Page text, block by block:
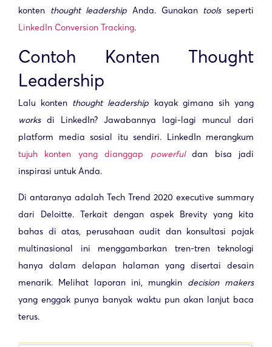
konten thought leadership Anda. Gunakan toolsseperti
LinkedIn Conversion Tracking.
Contoh Konten Thought
Leadership
Lalu konten thought leadership kayak gimana sih yang
worksdi LinkedIn? Jawabannya lagi-lagi muncul dari
platform media sosial itu sendiri. LinkedIn merangkum
tujuh konten yang dianggap powerfuldan bisa jadi
inspirasi untuk Anda.
Di antaranya adalah Tech Trend 2020 executive summary
dari Deloitte. Terkait dengan aspek Brevity yang kita
bahas di atas, perusahaan audit dan konsultasi pajak
multinasional ini menggambarkan tren-tren teknologi
hanya dalam delapan halaman yang disertai desain
menarik. Melihat laporan ini, mungkin decision makers
yang enggak punya banyak waktu pun akan lanjut baca
terus.